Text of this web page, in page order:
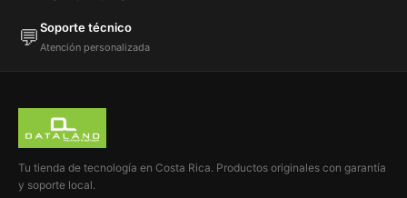
💬Soporte técnico
Atención personalizada
Tu tienda de tecnología en Costa Rica. Productos originales con garantía
y soporte local.